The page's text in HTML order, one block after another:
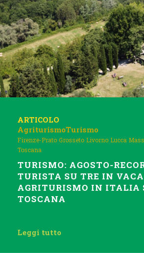
ARTICOLO
AgriturismoTurismo
Firenze-Prato Grosseto Livorno Lucca
Toscana
TURISMO: AGOSTO-
TURISTA SU TRE IN
AGRITURISMO IN ITALIA
TOSCANA
Leggi tutto